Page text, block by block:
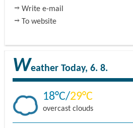
Write e-mail
To website
Weather Today, 6. 8.
18 29
overcast clouds